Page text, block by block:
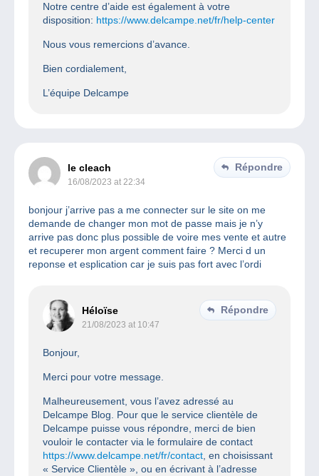
Notre centre d’aide est également à votre
disposition: https://www.delcampe.net/fr/help-center
Nous vous remercions d’avance.
Bien cordialement,
L’équipe Delcampe
le cleach
16/08/2023 at 22:34
Répondre
bonjour j’arrive pas a me connecter sur le site on me
demande de changer mon mot de passe mais je n’y
arrive pas donc plus possible de voire mes vente et autre
et recuperer mon argent comment faire ? Merci d un
reponse et esplication car je suis pas fort avec l’ordi
Héloïse
21/08/2023 at 10:47
Répondre
Bonjour,
Merci pour votre message.
Malheureusement, vous l’avez adressé au
Delcampe Blog. Pour que le service clientèle de
Delcampe puisse vous répondre, merci de bien
vouloir le contacter via le formulaire de contact
https://www.delcampe.net/fr/contact, en choisissant
« Service Clientèle », ou en écrivant à l’adresse